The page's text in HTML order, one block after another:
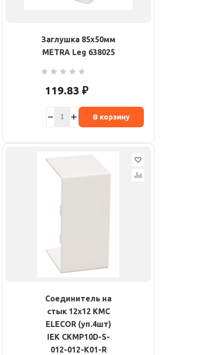
Заглушка 85х50мм
METRA Leg 638025
119.83 ₽
В корзину
Соединитель на
стык 12х12 КМС
ELECOR (уп.4шт)
IEK CKMP10D-S-
012-012-K01-R